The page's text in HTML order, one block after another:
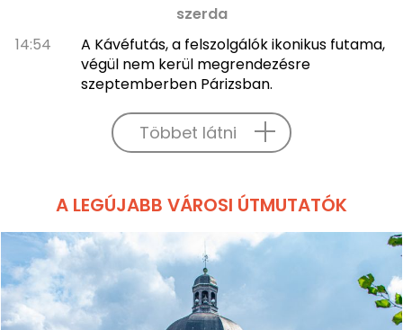
szerda
14:54
A Kávéfutás, a felszolgálók ikonikus futama,
végül nem kerül megrendezésre
szeptemberben Párizsban.
Többet látni
A LEGÚJABB VÁROSI ÚTMUTATÓK